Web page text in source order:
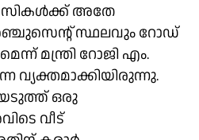
അതേ
സ്ഥലവും റോഡ്
മന്ത്രി റോജി എം.
ഒരു
വീട്